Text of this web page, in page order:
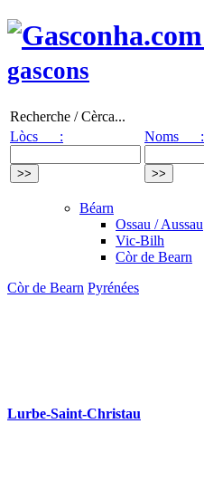
gascons
Recherche / Cèrca...
Lòcs :
Noms :
Béarn
Ossau / Aussau
Vic-Bilh
Còr de Bearn
Còr de Bearn Pyrénées
Lurbe-Saint-Christau